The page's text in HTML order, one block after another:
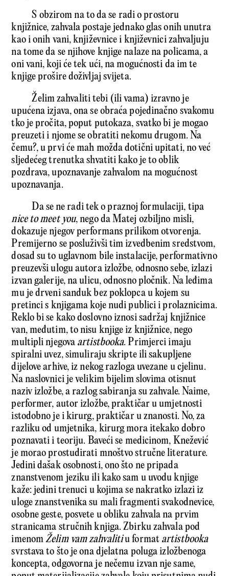
S obzirom na to da se radi o prostoru
knjižnice, zahvala postaje jednako glas onih unutra
kao i onih vani, književnice i književnici zahvaljuju
na tome da se njihove knjige nalaze na policama, a
oni vani, koji će tek ući, na mogućnosti da im te
knjige prošire doživljaj svijeta.
Želim zahvaliti tebi (ili vama) izravno je
upućena izjava, ona se obraća pojedinačno svakomu
tko je pročita, poput putokaza, svatko bi je mogao
preuzeti i njome se obratiti nekomu drugom. Na
čemu?, u prvi će mah možda dotični upitati, no već
sljedećeg trenutka shvatiti kako je to oblik
pozdrava, upoznavanje zahvalom na mogućnost
upoznavanja.
Da se ne radi tek o praznoj formulaciji, tipa
nice to meet you, nego da Matej ozbiljno misli,
dokazuje njegov performans prilikom otvorenja.
Premijerno se posluživši tim izvedbenim sredstvom,
dosad su to uglavnom bile instalacije, performativno
preuzevši ulogu autora izložbe, odnosno sebe, izlazi
izvan galerije, na ulicu, odnosno pločnik. Na leđima
mu je drveni sanduk bez poklopca u kojem su
pretinci s knjigama koje nudi publici i prolaznicima.
Reklo bi se kako doslovno iznosi sadržaj knjižnice
van, međutim, to nisu knjige iz knjižnice, nego
multipli njegova artistbooka. Primjerci imaju
spiralni uvez, simuliraju skripte ili sakupljene
dijelove arhive, iz nekog razloga uvezane u cjelinu.
Na naslovnici je velikim bijelim slovima otisnut
naziv izložbe, a razlog sabiranja su zahvale. Naime,
performer, autor izložbe, praktičar u umjetnosti
istodobno je i kirurg, praktičar u znanosti. No, za
razliku od umjetnika, kirurg mora itekako dobro
poznavati i teoriju. Baveći se medicinom, Knežević
je morao prostudirati mnoštvo stručne literature.
Jedini dašak osobnosti, ono što ne pripada
znanstvenom jeziku ili kako sam u uvodu knjige
kaže: jedini trenuci u kojima se nakratko izlazi iz
uloge znanstvenika su mali fragmenti svakodnevice,
osobne geste, posvete u obliku zahvala na prvim
stranicama stručnih knjiga. Zbirku zahvala pod
imenomŽelim vam zahvalitiu format artistbooka
svrstava to što je ona djelatna poluga izložbenoga
koncepta, odgovorna je nečemu izvan nje same,